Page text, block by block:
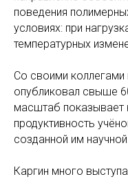
поведения
условиях: при
температурных
Со своими коллегами
опубликовал свыше
масштаб показывает
продуктивность
созданной им
Каргин много